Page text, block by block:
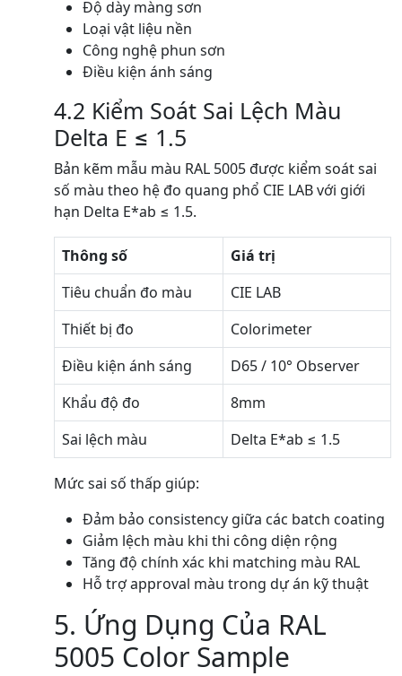
Độ dày màng sơn
Loại vật liệu nền
Công nghệ phun sơn
Điều kiện ánh sáng
4.2 Kiểm Soát Sai Lệch Màu
Delta E ≤ 1.5
Bản kẽm mẫu màu RAL 5005 được kiểm soát sai
số màu theo hệ đo quang phổ CIE LAB với giới
hạn Delta E*ab ≤ 1.5.
Thông số
Giá trị
Tiêu chuẩn đo màu
CIE LAB
Thiết bị đo
Colorimeter
Điều kiện ánh sáng
D65 / 10° Observer
Khẩu độ đo
8mm
Sai lệch màu
Delta E*ab ≤ 1.5
Mức sai số thấp giúp:
Đảm bảo consistency giữa các batch coating
Giảm lệch màu khi thi công diện rộng
Tăng độ chính xác khi matching màu RAL
Hỗ trợ approval màu trong dự án kỹ thuật
5. Ứng Dụng Của RAL
5005 Color Sample